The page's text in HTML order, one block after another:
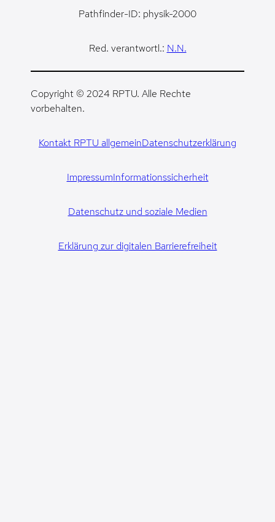
Pathfinder-ID: physik-2000
Red. verantwortl.: N.N.
Copyright © 2024 RPTU. Alle Rechte
vorbehalten.
Kontakt RPTU allgemeinDatenschutzerklärung
ImpressumInformationssicherheit
Datenschutz und soziale Medien
Erklärung zur digitalen Barrierefreiheit